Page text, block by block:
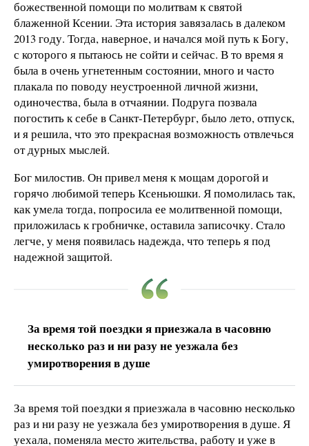
божественной помощи по молитвам к святой
блаженной Ксении. Эта история завязалась в далеком
2013 году. Тогда, наверное, и начался мой путь к Богу,
с которого я пытаюсь не сойти и сейчас. В то время я
была в очень угнетенным состоянии, много и часто
плакала по поводу неустроенной личной жизни,
одиночества, была в отчаянии. Подруга позвала
погостить к себе в Санкт-Петербург, было лето, отпуск,
и я решила, что это прекрасная возможность отвлечься
от дурных мыслей.
Бог милостив. Он привел меня к мощам дорогой и
горячо любимой теперь Ксеньюшки. Я помолилась так,
как умела тогда, попросила ее молитвенной помощи,
приложилась к гробничке, оставила записочку. Стало
легче, у меня появилась надежда, что теперь я под
надежной защитой.
За время той поездки я приезжала в часовню
несколько раз и ни разу не уезжала без
умиротворения в душе
За время той поездки я приезжала в часовню несколько
раз и ни разу не уезжала без умиротворения в душе. Я
уехала, поменяла место жительства, работу и уже в